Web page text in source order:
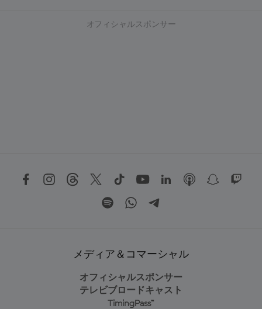
オフィシャルスポンサー
メディア＆コマーシャル
オフィシャルスポンサー
テレビブロードキャスト
TimingPass™